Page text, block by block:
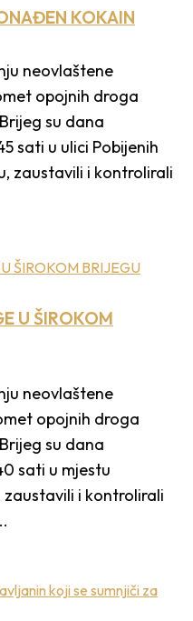
KOKAIN
neovlaštene
opojnih droga
su dana
sati u ulici Pobijenih
zaustavili i kontrolirali
U ŠIROKOM
neovlaštene
opojnih droga
su dana
sati u mjestu
zaustavili i kontrolirali